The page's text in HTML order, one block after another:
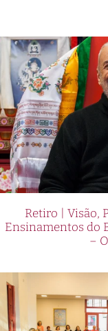
Retiro | Visão,
Ensinamentos do
–